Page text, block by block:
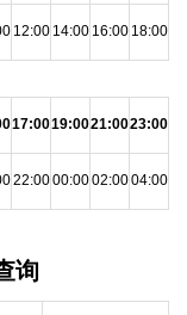
12:00 14:00 16:00 18:00
17:0019:0021:0023:00
22:0000:0002:0004:00
询